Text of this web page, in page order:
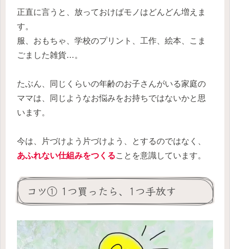
正直に言うと、放っておけばモノはどんどん増えま
す。
服、おもちゃ、学校のプリント、工作、絵本、こま
ごました雑貨…。
たぶん、同じくらいの年齢のお子さんがいる家庭の
ママは、同じようなお悩みをお持ちではないかと思
います。
今は、片づけよう片づけよう、とするのではなく、
あふれない仕組みをつくることを意識しています。
コツ① 1つ買ったら、1つ手放す